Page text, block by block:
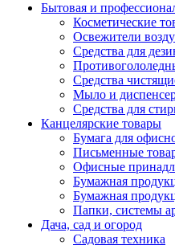
Бытовая и
Косметические
Освежители
Средства для
Средства
Мыло и
Средства для
Канцелярские товары
Бумага для
Письменные
Офисные
Бумажная
Бумажная
Папки, системы
Дача, сад и огород
Садовая техника